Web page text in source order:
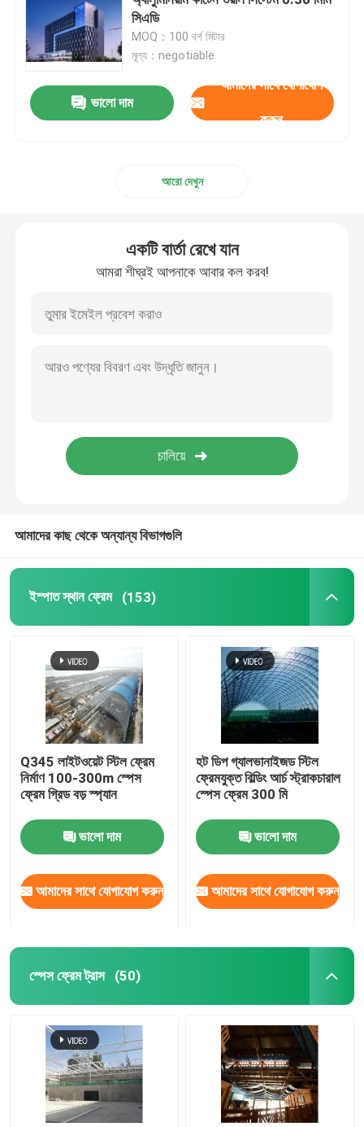
স্পেস ফ্রেম নোড
অ্যালুমিনিয়াম পর্দা প্রাচীর
ছাদের গম্বুজ স্কাইলাইট
গুদাম ছাদ গঠন
সিএডি
MOQ：100 বর্গ মিটার
মূল্য：negotiable
ভালো দাম
আমাদের সাথে যোগাযোগ
করুন
আরো দেখুন
একটি বার্তা রেখে যান
আমরা শীঘ্রই আপনাকে আবার কল করব!
আমাদের কাছ থেকে অন্যান্য বিভাগগুলি
ইস্পাত স্থান ফ্রেম (153)
Q345 লাইটওয়েট স্টিল ফ্রেম
নির্মাণ 100-300m স্পেস
ফ্রেম গ্রিড বড় স্প্যান
ভালো দাম
আমাদের সাথে যোগাযোগ করুন
হট ডিপ গ্যালভানাইজড স্টিল
ফ্রেমযুক্ত বিল্ডিং আর্চ স্ট্রাকচারাল
স্পেস ফ্রেম 300 মি
ভালো দাম
আমাদের সাথে যোগাযোগ করুন
স্পেস ফ্রেম ট্রাস (50)